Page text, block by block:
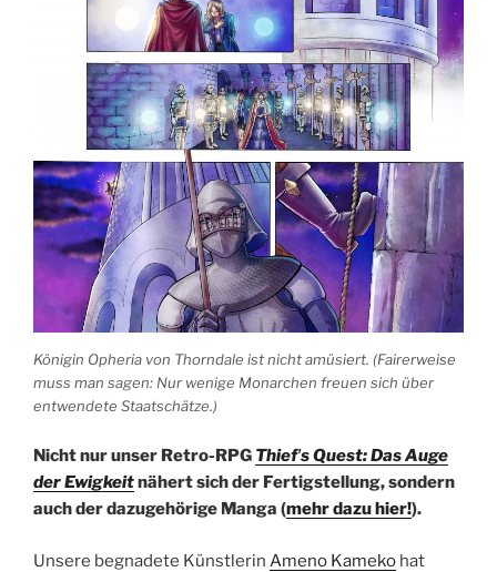
Königin Opheria von Thorndale ist nicht amüsiert. (Fairerweise
muss man sagen: Nur wenige Monarchen freuen sich über
entwendete Staatschätze.)
Nicht nur unser Retro-RPG Thiefʼs Quest: Das Auge
der Ewigkeitnähert sich der Fertigstellung, sondern
auch der dazugehörige Manga (mehr dazu hier!).
Unsere begnadete Künstlerin Ameno Kameko hat